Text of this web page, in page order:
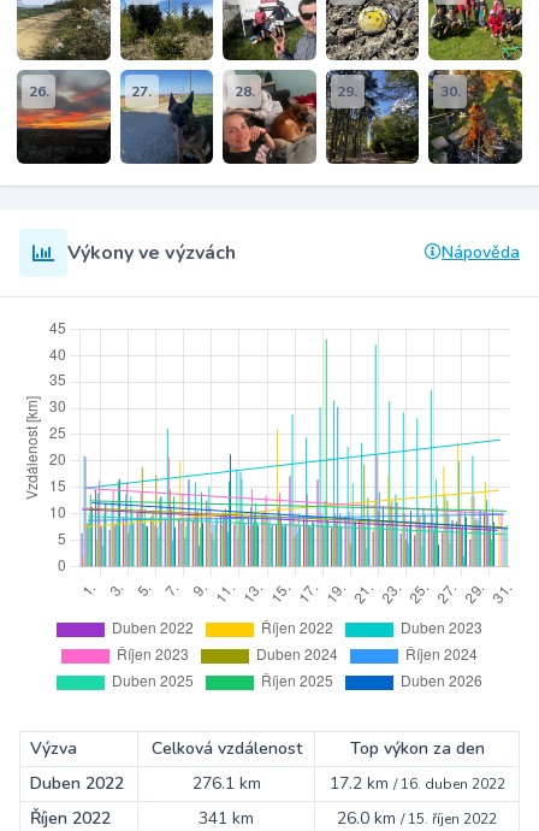
26. 27. 28. 29. 30.
Výkony ve výzvách Nápověda
Výzva Celková vzdálenost
Top výkon za den
Duben 2022
276.1 km 17.2 km /16. duben 2022
Říjen 2022 341 km 26.0 km /15. říjen 2022